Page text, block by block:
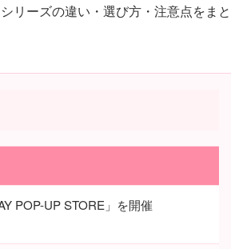
リーズの違い・選び方・注意点をまと
POP-UP STORE」を開催